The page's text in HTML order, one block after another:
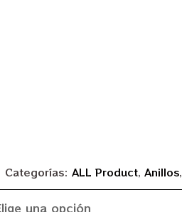
Categorías: ALL Product, Anillos,